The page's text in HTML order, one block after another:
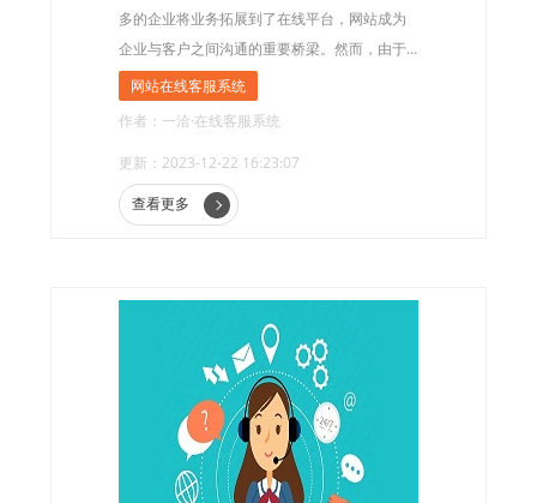
多的企业将业务拓展到了在线平台，网站成为
企业与客户之间沟通的重要桥梁。然而，由于
地域和语言的差异，英文网站的客户服务成为
网站在线客服系统
作者：一洽·在线客服系统
更新：2023-12-22 16:23:07
查看更多